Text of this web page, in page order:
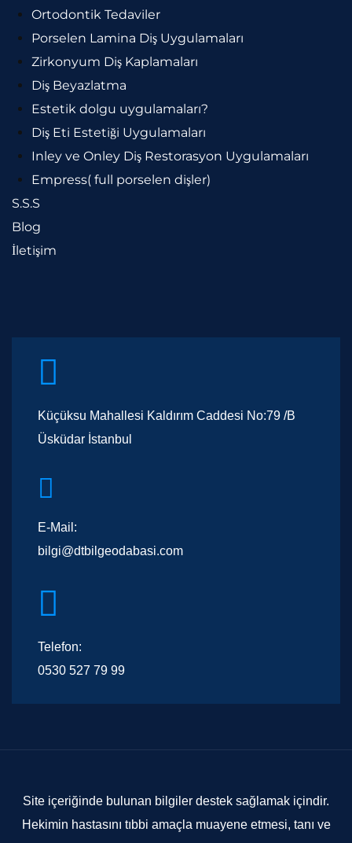
Ortodontik Tedaviler
Porselen Lamina Diş Uygulamaları
Zirkonyum Diş Kaplamaları
Diş Beyazlatma
Estetik dolgu uygulamaları?
Diş Eti Estetiği Uygulamaları
Inley ve Onley Diş Restorasyon Uygulamaları
Empress( full porselen dişler)
S.S.S
Blog
İletişim
Küçüksu Mahallesi Kaldırım Caddesi No:79 /B
Üsküdar İstanbul
E-Mail:
bilgi@dtbilgeodabasi.com
Telefon:
0530 527 79 99
Site içeriğinde bulunan bilgiler destek sağlamak içindir.
Hekimin hastasını tıbbi amaçla muayene etmesi, tanı ve